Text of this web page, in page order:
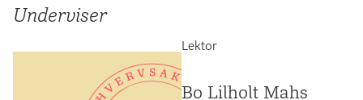
Underviser
Lektor
Bo Lilholt Mahs